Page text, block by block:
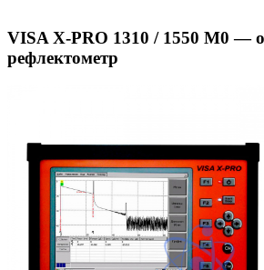
VISA X-PRO 1310 / 1550 M0 —
рефлектометр